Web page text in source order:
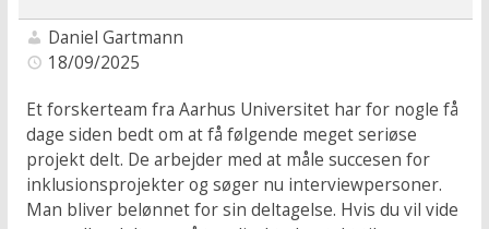
Daniel Gartmann
18/09/2025
Et forskerteam fra Aarhus Universitet har for nogle få
dage siden bedt om at få følgende meget seriøse
projekt delt. De arbejder med at måle succesen for
inklusionsprojekter og søger nu interviewpersoner.
Man bliver belønnet for sin deltagelse. Hvis du vil vide